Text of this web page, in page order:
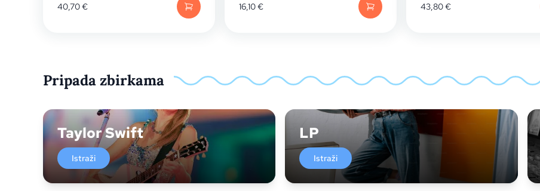
40,70€
16,10€
43,80€
Pripada zbirkama
Taylor Swift
Istraži
LP
Istraži